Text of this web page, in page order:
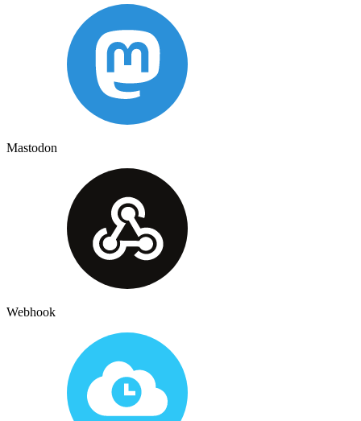
Mastodon
Webhook